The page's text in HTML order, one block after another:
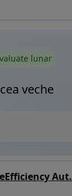
lunar
cea veche
Aut.